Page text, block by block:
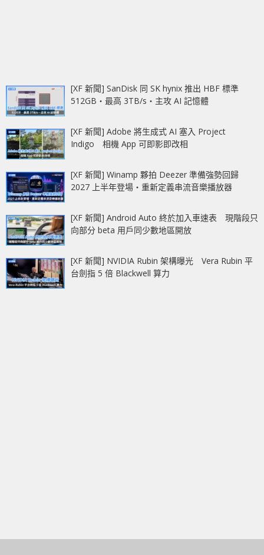
[XF 新聞] SanDisk 同 SK hynix 推出 HBF 標準
512GB‧最高 3TB/s‧主攻 AI 記憶體
[XF 新聞] Adobe 將生成式 AI 塞入 Project
Indigo 相機 App 可即影即改相
[XF 新聞] Winamp 夥拍 Deezer 準備強勢回歸
2027 上半年登場‧重新定義串流音樂播放器
[XF 新聞] Android Auto 終於加入車速表 現階段只
向部分 beta 用戶同少數地區開放
[XF 新聞] NVIDIA Rubin 架構曝光 Vera Rubin 平
台劍指 5 倍 Blackwell 算力